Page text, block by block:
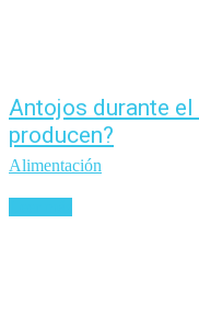
Antojos durante el
producen?
Alimentación